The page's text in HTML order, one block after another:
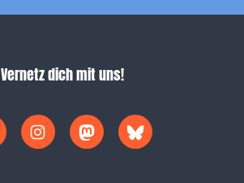
Vernetz dich mit uns!